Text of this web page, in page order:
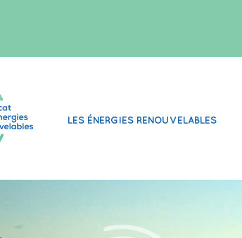
LES ÉNERGIES RENOUVELABLES